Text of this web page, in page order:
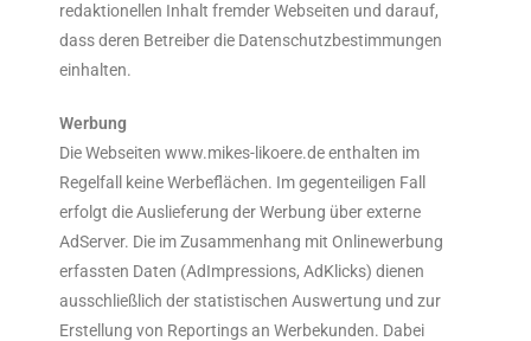
redaktionellen Inhalt fremder Webseiten und darauf,
dass deren Betreiber die Datenschutzbestimmungen
einhalten.
Werbung
Die Webseiten www.mikes-likoere.de enthalten im
Regelfall keine Werbeflächen. Im gegenteiligen Fall
erfolgt die Auslieferung der Werbung über externe
AdServer. Die im Zusammenhang mit Onlinewerbung
erfassten Daten (AdImpressions, AdKlicks) dienen
ausschließlich der statistischen Auswertung und zur
Erstellung von Reportings an Werbekunden. Dabei